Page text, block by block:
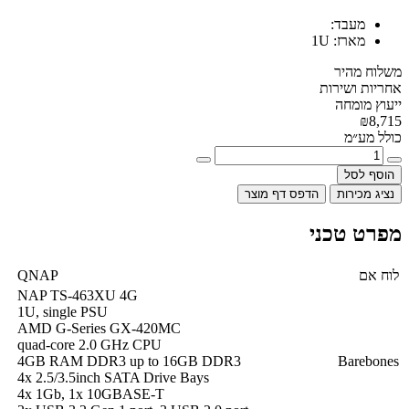
מעבד:
מארז:
משלוח מהיר
אחריות ושירות
ייעוץ מומחה
₪8,715
כולל מע״מ
הוסף לסל
נציג מכירות
הדפס דף מוצר
מפרט טכני
לוח אם QNAP
Barebones
NAP TS-463XU 4G
1U, single PSU
AMD G-Series GX-420MC
quad-core 2.0 GHz CPU
4GB RAM DDR3 up to 16GB DDR3
4x 2.5/3.5inch SATA Drive Bays
4x 1Gb, 1x 10GBASE-T